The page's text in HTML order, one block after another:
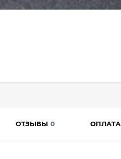
ОТЗЫВЫ 0 ОПЛАТА